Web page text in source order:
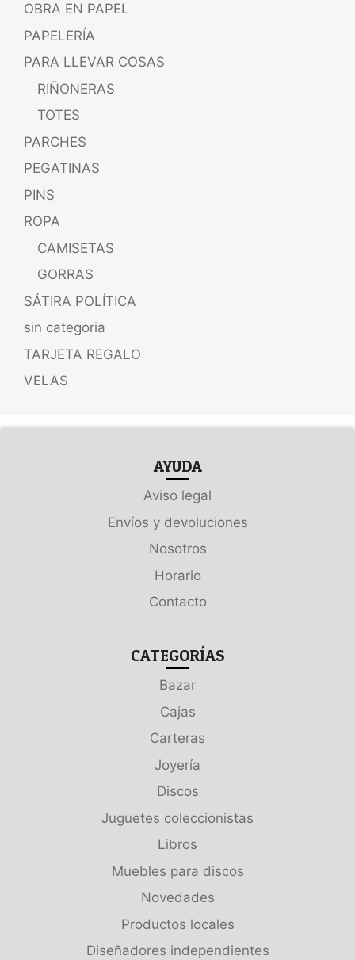
OBRA EN PAPEL
PAPELERÍA
PARA LLEVAR COSAS
RIÑONERAS
TOTES
PARCHES
PEGATINAS
PINS
ROPA
CAMISETAS
GORRAS
SÁTIRA POLÍTICA
sin categoria
TARJETA REGALO
VELAS
AYUDA
Aviso legal
Envíos y devoluciones
Nosotros
Horario
Contacto
CATEGORÍAS
Bazar
Cajas
Carteras
Joyería
Discos
Juguetes coleccionistas
Libros
Muebles para discos
Novedades
Productos locales
Diseñadores independientes